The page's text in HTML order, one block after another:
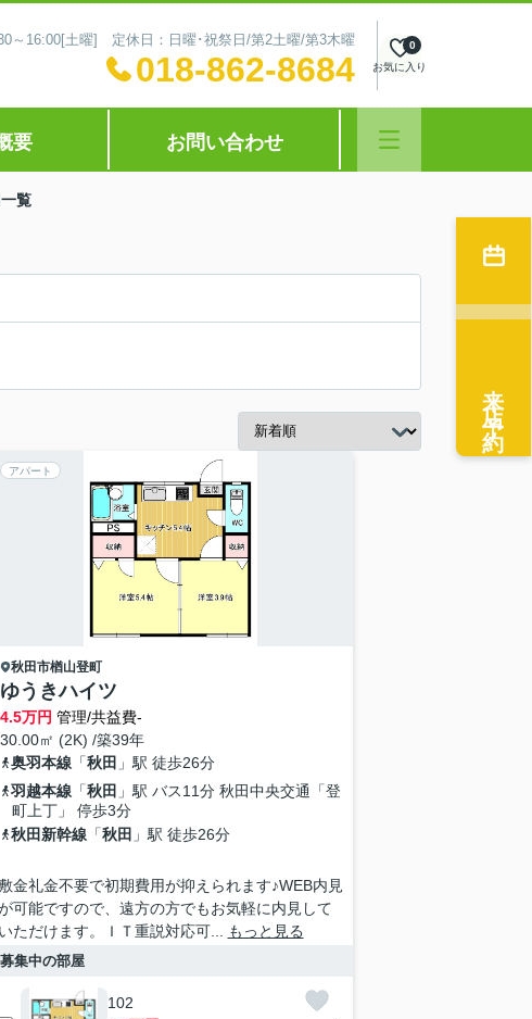
～16:00[土曜] 定休日：日曜･祝祭日/第2土曜/第3木曜
018-862-8684 お気に入り
0
要 お問い合わせ
覧
アパート
秋田市楢山登町
ゆうきハイツ
4.5万円 管理/共益費-
30.00㎡ (2K) /築39年
奥羽本線「秋田 」駅 徒歩26分
羽越本線「秋田 」駅 バス11分 秋田中央交通「登
町上丁」 停歩3分
秋田新幹線「秋田 」駅 徒歩26分
金礼金不要で初期費用が抑えられます♪WEB内見
可能ですので、遠方の方でもお気軽に内見して
いただけます。ＩＴ重説対応可...
もっと見る
募集中の部屋
102
来店予約